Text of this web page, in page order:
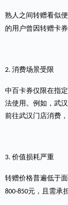
熟人之间转赠看似
的用户曾因转赠卡
2.消费场景受限
中百卡券仅限在指
法使用。例如，武
前往武汉门店消费
3.价值损耗严重
转赠价格普遍低于
800-850元，且需承